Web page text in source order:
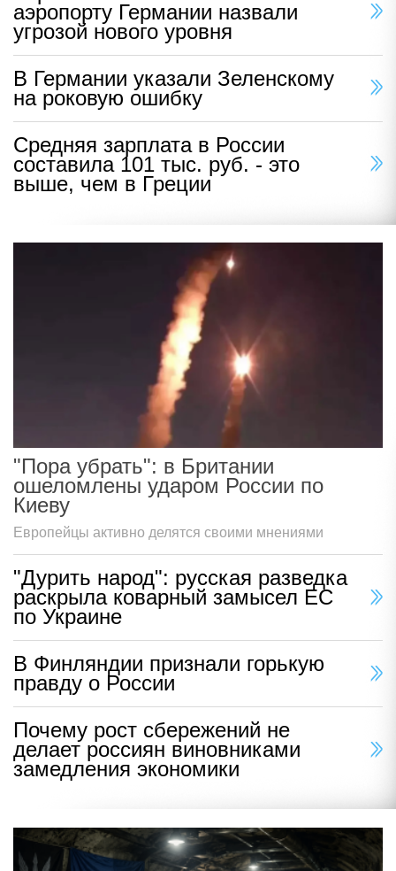
аэропорту Германии назвали
угрозой нового уровня
В Германии указали Зеленскому
на роковую ошибку
Средняя зарплата в России
составила 101 тыс. руб. - это
выше, чем в Греции
"Пора убрать": в Британии
ошеломлены ударом России по
Киеву
Европейцы активно делятся своими мнениями
"Дурить народ": русская разведка
раскрыла коварный замысел ЕС
по Украине
В Финляндии признали горькую
правду о России
Почему рост сбережений не
делает россиян виновниками
замедления экономики